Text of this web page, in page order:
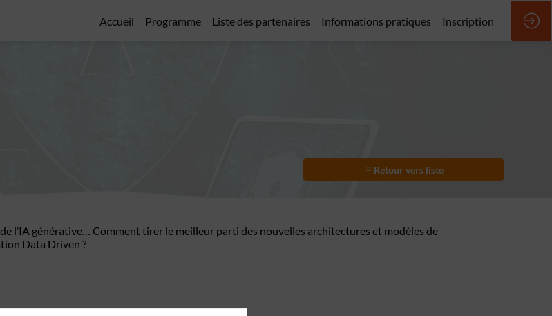
Accueil Programme Liste des partenaires Informations pratiques Inscription
Retour vers liste
l’IA générative… Comment tirer le meilleur parti des nouvelles architectures et modèles de
Data Driven ?